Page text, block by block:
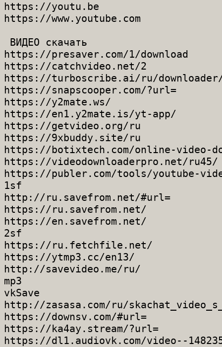
https://youtu.be
https://www.youtube.com
ВИДЕО скачать
https://presaver.com/1/download
https://catchvideo.net/2
https://turboscribe.ai/ru/downloader/
https://snapscooper.com/?url=
https://y2mate.ws/
https://en1.y2mate.is/yt-app/
https://getvideo.org/ru
https://9xbuddy.site/ru
https://botixtech.com/online-video-
https://videodownloaderpro.net/ru45/
https://publer.com/tools/youtube-
1sf
http://ru.savefrom.net/#url=
https://ru.savefrom.net/
https://en.savefrom.net/
2sf
https://ru.fetchfile.net/
https://ytmp3.cc/en13/
http://savevideo.me/ru/
mp3
vkSave
http://zasasa.com/ru/
https://downsv.com/#url=
https://ka4ay.stream/?url=
https://dl1.audiovk.com/video--